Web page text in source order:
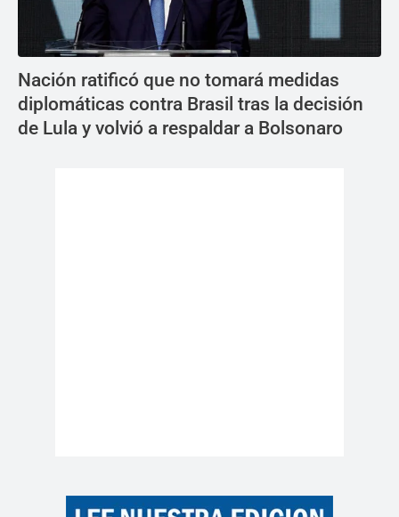
Nación ratificó que no tomará medidas
diplomáticas contra Brasil tras la decisión
de Lula y volvió a respaldar a Bolsonaro